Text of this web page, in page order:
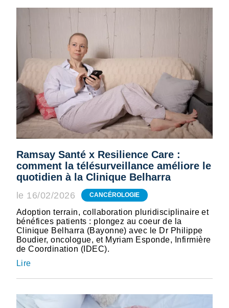
Ramsay Santé x Resilience Care :
comment la télésurveillance améliore le
quotidien à la Clinique Belharra
le 16/02/2026 CANCÉROLOGIE
Adoption terrain, collaboration pluridisciplinaire et
bénéfices patients : plongez au coeur de la
Clinique Belharra (Bayonne) avec le Dr Philippe
Boudier, oncologue, et Myriam Esponde, Infirmière
de Coordination (IDEC).
Lire